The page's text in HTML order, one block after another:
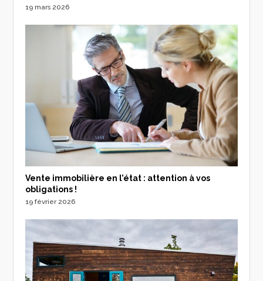
19 mars 2026
Vente immobilière en l’état : attention à vos
obligations !
19 février 2026